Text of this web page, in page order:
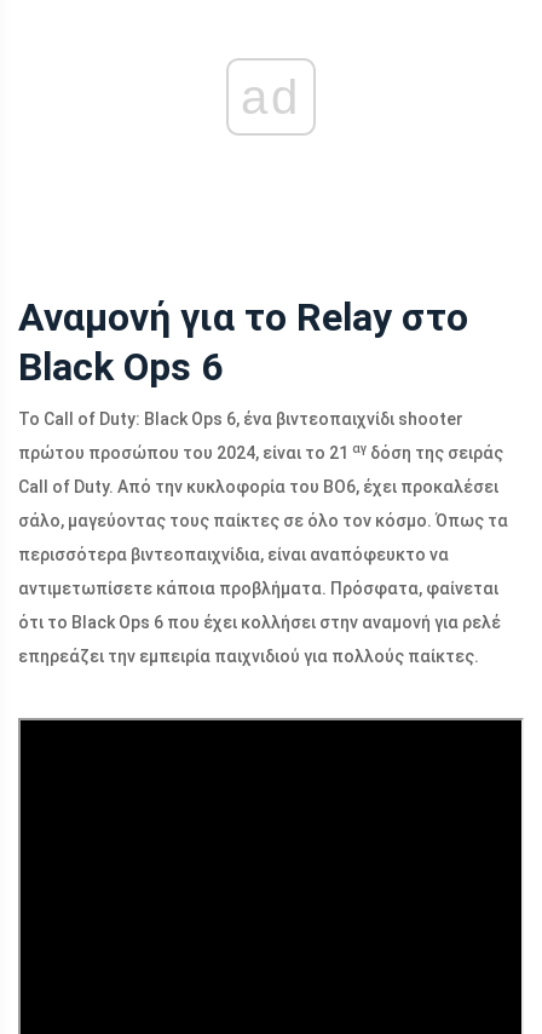
ad
Αναμονή για το Relay στο
Black Ops 6
Το Call of Duty: Black Ops 6, ένα βιντεοπαιχνίδι shooter
πρώτου προσώπου του 2024, είναι το 21 αγ δόση της σειράς
Call of Duty. Από την κυκλοφορία του BO6, έχει προκαλέσει
σάλο, μαγεύοντας τους παίκτες σε όλο τον κόσμο. Όπως τα
περισσότερα βιντεοπαιχνίδια, είναι αναπόφευκτο να
αντιμετωπίσετε κάποια προβλήματα. Πρόσφατα, φαίνεται
ότι το Black Ops 6 που έχει κολλήσει στην αναμονή για ρελέ
επηρεάζει την εμπειρία παιχνιδιού για πολλούς παίκτες.